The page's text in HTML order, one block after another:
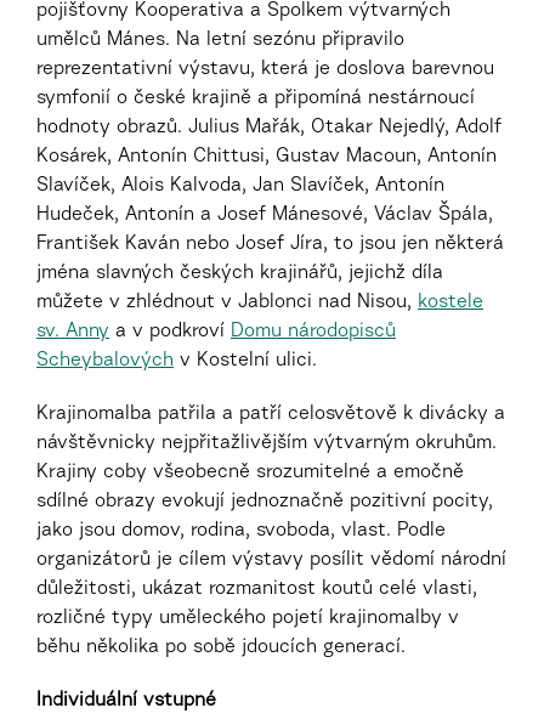
pojišťovny Kooperativa a Spolkem výtvarných
umělců Mánes. Na letní sezónu připravilo
reprezentativní výstavu, která je doslova barevnou
symfonií o české krajině a připomíná nestárnoucí
hodnoty obrazů. Julius Mařák, Otakar Nejedlý, Adolf
Kosárek, Antonín Chittusi, Gustav Macoun, Antonín
Slavíček, Alois Kalvoda, Jan Slavíček, Antonín
Hudeček, Antonín a Josef Mánesové, Václav Špála,
František Kaván nebo Josef Jíra, to jsou jen některá
jména slavných českých krajinářů, jejichž díla
můžete v zhlédnout v Jablonci nad Nisou, kostele
sv. Anny a v podkroví Domu národopisců
Scheybalových v Kostelní ulici.
Krajinomalba patřila a patří celosvětově k divácky a
návštěvnicky nejpřitažlivějším výtvarným okruhům.
Krajiny coby všeobecně srozumitelné a emočně
sdílné obrazy evokují jednoznačně pozitivní pocity,
jako jsou domov, rodina, svoboda, vlast. Podle
organizátorů je cílem výstavy posílit vědomí národní
důležitosti, ukázat rozmanitost koutů celé vlasti,
rozličné typy uměleckého pojetí krajinomalby v
běhu několika po sobě jdoucích generací.
Individuální vstupné